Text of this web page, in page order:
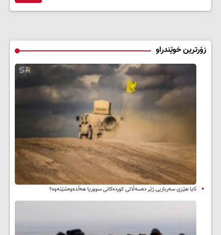
زۆرترین خوێندراو
ئایا هێزی سەربازیی ژێر دەسەڵاتی کوردەکانی سووریا هەڵدەوەشێتەوە؟